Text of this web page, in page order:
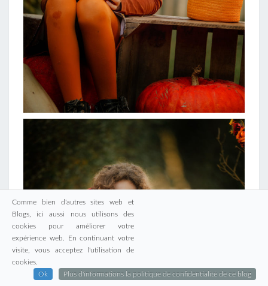
Comme bien d'autres sites web et
Blogs, ici aussi nous utilisons des
cookies pour améliorer votre
expérience web. En continuant votre
visite, vous acceptez l'utilisation de
cookies.
Ok
Plus d'informations la politique de confidentialité de ce blog